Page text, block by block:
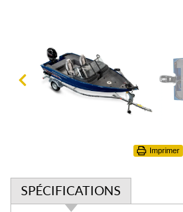
Imprimer
SPÉCIFICATIONS